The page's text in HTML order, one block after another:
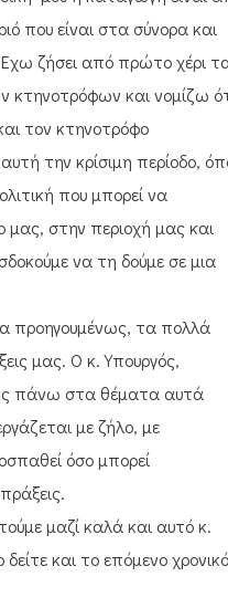
που είναι στα σύνορα και
Έχω ζήσει από πρώτο χέρι
και νομίζω
τον κτηνοτρόφο
την κρίσιμη περίοδο,
που μπορεί να
στην περιοχή μας και
να τη δούμε σε μια
προηγουμένως, τα πολλά
μας. Ο κ. Υπουργός,
πάνω στα θέματα αυτά
με ζήλο, με
όσο μπορεί
μαζί καλά και αυτό κ.
και το επόμενο χρονικό